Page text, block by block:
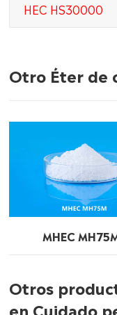
HEC HS30000
Otro Éter de
MHEC
Otros
en Cuidado